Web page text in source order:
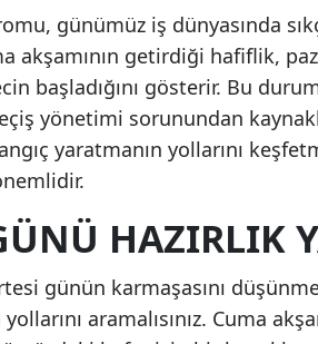
günümüz iş dünyasında
akşamının getirdiği hafiflik,
başladığını gösterir. Bu
yönetimi sorunundan
yaratmanın yollarını
HAZIRLIK
günün karmaşasını
aramalısınız. Cuma